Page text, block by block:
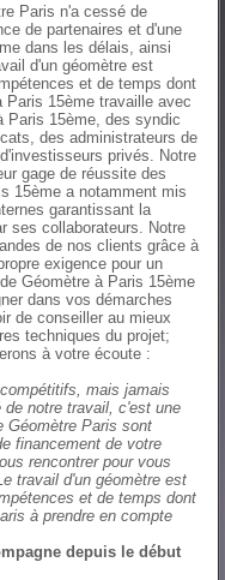
Paris n'a cessé de
de partenaires et d'une
dans les délais, ainsi
d'un géomètre est
et de temps dont
Paris 15ème travaille avec
Paris 15ème, des syndic
des administrateurs de
privés. Notre
gage de réussite des
15ème a notamment mis
garantissant la
ses collaborateurs. Notre
de nos clients grâce à
exigence pour un
Géomètre à Paris 15ème
dans vos démarches
de conseiller au mieux
techniques du projet;
à votre écoute :
mais jamais
de notre travail, c'est une
Géomètre Paris sont
financement de votre
rencontrer pour vous
travail d'un géomètre est
et de temps dont
à prendre en compte
depuis le début